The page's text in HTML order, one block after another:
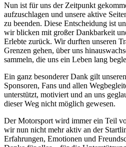
Nun ist für uns der Zeitpunkt
aufzuschlagen und unsere aktive
zu beenden. Diese Entscheidung ist
wir blicken mit großer Dankbarkeit
Erlebte zurück. Wir durften unseren
Grenzen gehen, über uns
sammeln, die uns ein Leben lang
Ein ganz besonderer Dank gilt
Sponsoren, Fans und allen
unterstützt, motiviert und an uns
dieser Weg nicht möglich gewesen.
Der Motorsport wird immer ein Teil
wir nun nicht mehr aktiv an der
Erfahrungen, Emotionen und